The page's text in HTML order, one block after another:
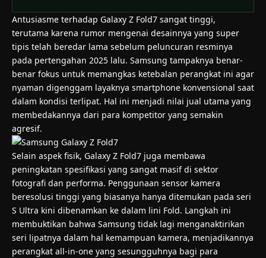
Antusiasme terhadap Galaxy Z Fold7 sangat tinggi,
terutama karena rumor mengenai desainnya yang super
tipis telah beredar lama sebelum peluncuran resminya
pada pertengahan 2025 lalu. Samsung tampaknya benar-
benar fokus untuk memangkas ketebalan perangkat ini agar
nyaman digenggam layaknya smartphone konvensional saat
dalam kondisi terlipat. Hal ini menjadi nilai jual utama yang
membedakannya dari para kompetitor yang semakin
agresif.
Selain aspek fisik, Galaxy Z Fold7 juga membawa
peningkatan spesifikasi yang sangat masif di sektor
fotografi dan performa. Penggunaan sensor kamera
beresolusi tinggi yang biasanya hanya ditemukan pada seri
S Ultra kini dibenamkan ke dalam lini Fold. Langkah ini
membuktikan bahwa Samsung tidak lagi menganaktirikan
seri lipatnya dalam hal kemampuan kamera, menjadikannya
perangkat all-in-one yang sesungguhnya bagi para